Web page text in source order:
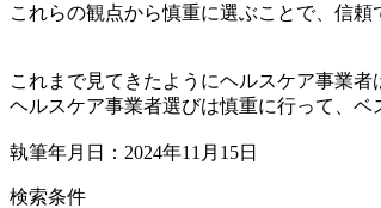
これらの観点から慎重に選ぶことで、信頼
これまで見てきたようにヘルスケア事業
ヘルスケア事業者選びは慎重に行って、ベ
執筆年月日：2024年11月15日
検索条件